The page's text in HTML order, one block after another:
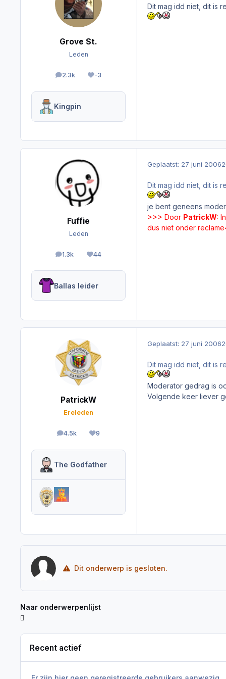
Grove St.
Leden
2.3k
berichten -3
Reputation
Kingpin
Dit mag idd niet, dit is
Fuffie
Leden
1.3k
berichten44
Reputation
Ballas leider
Geplaatst: 27 juni 2006
Dit mag idd niet, dit is
je bent geneens
>>> Door PatrickW:
dus niet onder
PatrickW
Ereleden
4.5k
berichten9
Reputation
The Godfather
Geplaatst: 27 juni 2006
Dit mag idd niet, dit is
Moderator gedrag is
Volgende keer liever
Dit onderwerp is gesloten.
Naar onderwerpenlijst
Recent actief